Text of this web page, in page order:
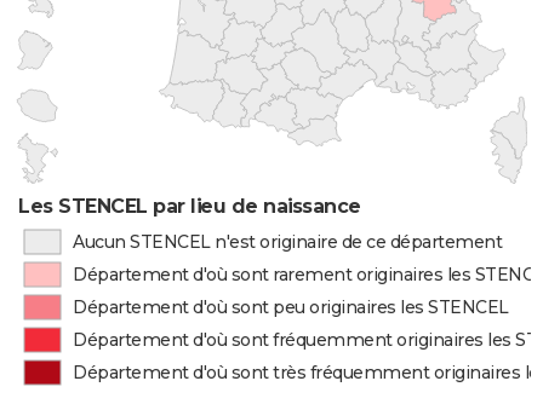
Les STENCEL par lieu de naissance
Aucun STENCEL n'est originaire de ce département
Département d'où sont rarement originaires les
Département d'où sont peu originaires les STENCEL
Département d'où sont fréquemment originaires les
Département d'où sont très fréquemment originaires